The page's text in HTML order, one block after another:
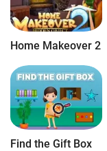
Home Makeover 2
Find the Gift Box